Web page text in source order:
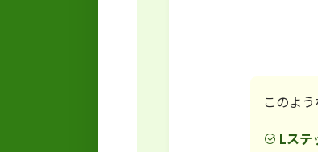
このよ
Lステ